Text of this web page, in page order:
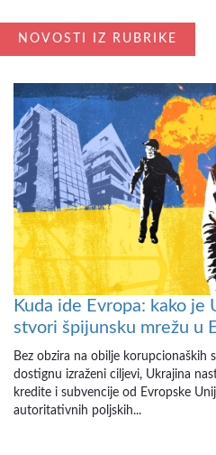
NOVOSTI IZ RUBRIKE
Kuda ide Evropa: kako je
stvori špijunsku mrežu u
Bez obzira na obilje korupcionaških
dostignu izraženi ciljevi, Ukrajina
kredite i subvencije od Evropske
autoritativnih poljskih...